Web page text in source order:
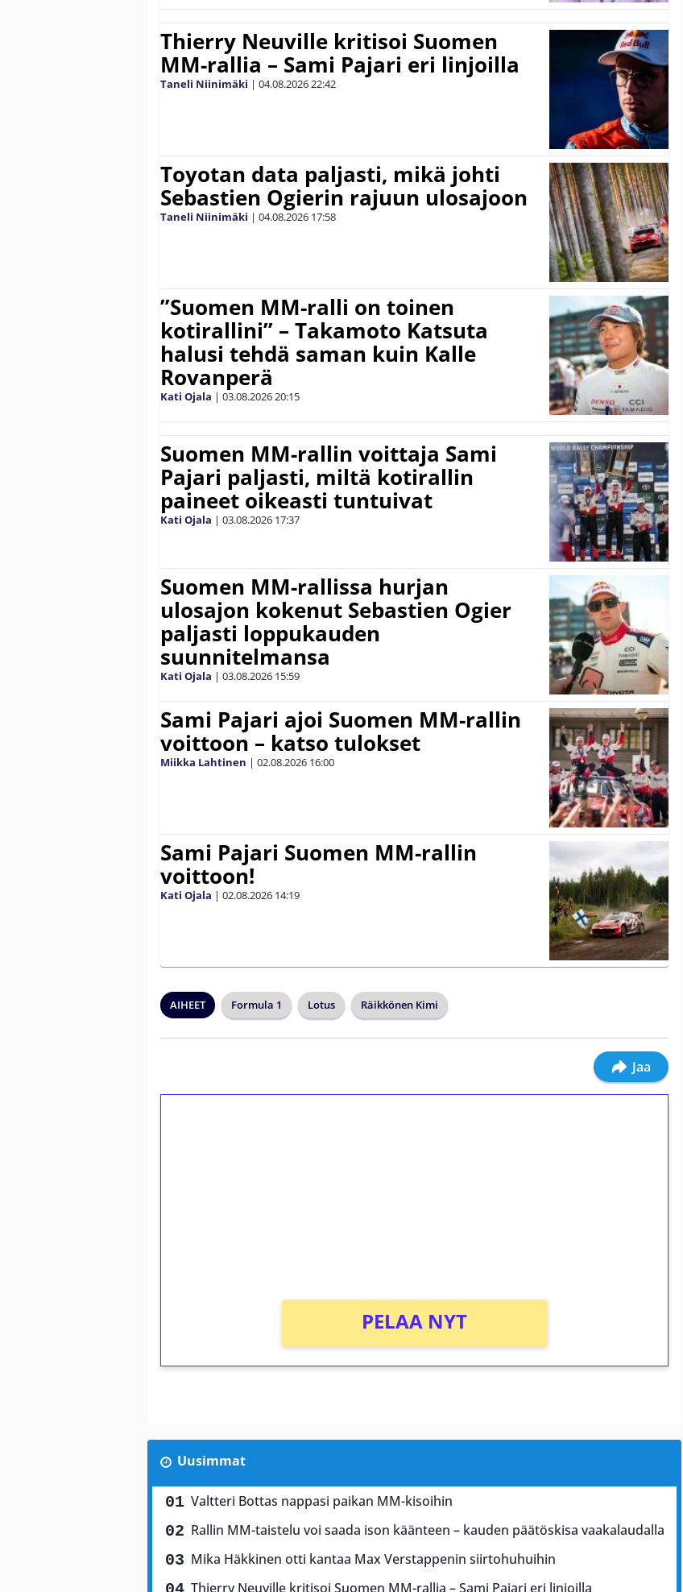
Thierry Neuville kritisoi Suomen
MM-rallia – Sami Pajari eri linjoilla
Taneli Niinimäki | 04.08.202622:42
Toyotan data paljasti, mikä johti
Sebastien Ogierin rajuun ulosajoon
Taneli Niinimäki | 04.08.2026 17:58
”Suomen MM-ralli on toinen
kotirallini” – Takamoto Katsuta
halusi tehdä saman kuin Kalle
Rovanperä
Kati Ojala | 03.08.202620:15
Suomen MM-rallin voittaja Sami
Pajari paljasti, miltä kotirallin
paineet oikeasti tuntuivat
Kati Ojala | 03.08.2026 17:37
Suomen MM-rallissa hurjan
ulosajon kokenut Sebastien Ogier
paljasti loppukauden
suunnitelmansa
Kati Ojala | 03.08.2026 15:59
Sami Pajari ajoi Suomen MM-rallin
voittoon – katso tulokset
Miikka Lahtinen | 02.08.2026 16:00
Sami Pajari Suomen MM-rallin
voittoon!
Kati Ojala | 02.08.2026 14:19
AIHEET Formula 1 Lotus Räikkönen Kimi
Jaa
PELAA NYT
Uusimmat
Valtteri Bottas nappasi paikan MM-kisoihin
Rallin MM-taistelu voi saada ison käänteen – kauden päätöskisa vaakalaudalla
Mika Häkkinen otti kantaa Max Verstappenin siirtohuhuihin
Thierry Neuville kritisoi Suomen MM-rallia – Sami Pajari eri linjoilla